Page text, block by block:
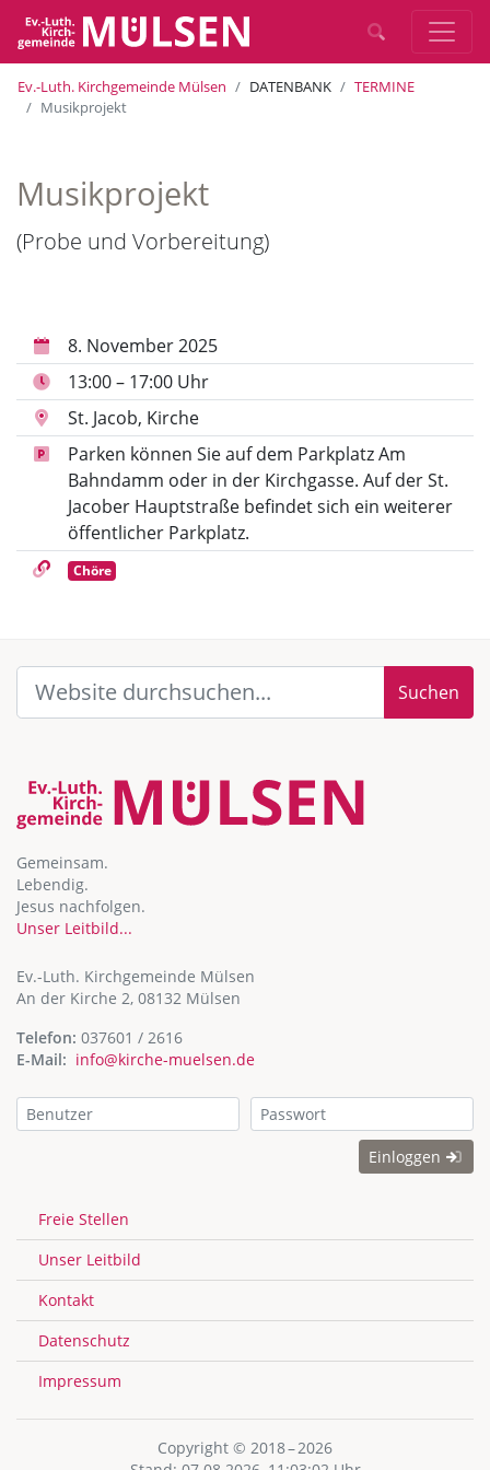
Ev.-Luth. Kirchgemeinde Mülsen DATENBANK
TERMINE
Musikprojekt
Musikprojekt
(Probe und Vorbereitung)
8. November 2025
13:00 – 17:00 Uhr
St. Jacob, Kirche
Parken können Sie auf dem Parkplatz Am
Bahndamm oder in der Kirchgasse. Auf der St.
Jacober Hauptstraße befindet sich ein weiterer
öffentlicher Parkplatz.
Chöre
Suchen
Gemeinsam.
Lebendig.
Jesus nachfolgen.
Unser Leitbild...
Ev.-Luth. Kirchgemeinde Mülsen
An der Kirche 2, 08132 Mülsen
Telefon: 037601 / 2616
E-Mail: info@kirche-muelsen.de
Einloggen
Freie Stellen
Unser Leitbild
Kontakt
Datenschutz
Impressum
Copyright © 2018 – 2026